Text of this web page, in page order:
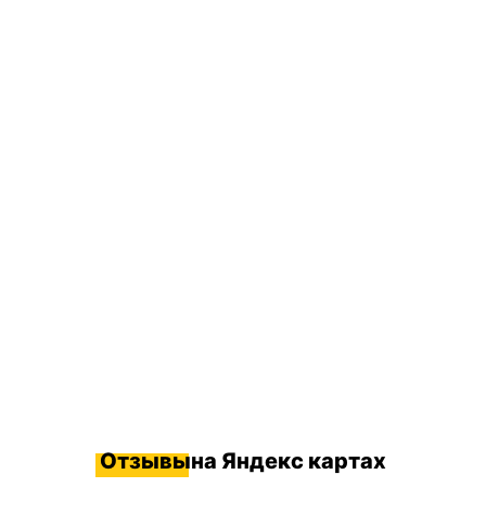
Отзывына Яндекс картах